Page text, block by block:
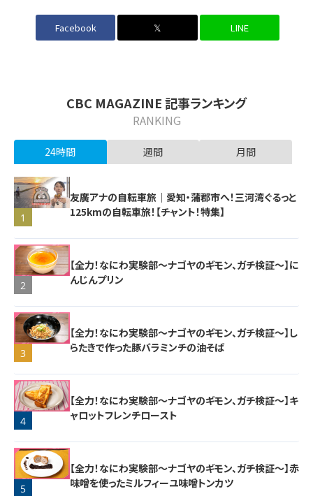
Facebook 𝕏 LINE
CBC MAGAZINE 記事ランキング
RANKING
24時間 週間 月間
1
友廣アナの自転車旅｜愛知・蒲郡市へ！三河湾ぐるっと
125kmの自転車旅！【チャント！特集】
2
【全力！なにわ実験部～ナゴヤのギモン、ガチ検証～】に
んじんプリン
3
【全力！なにわ実験部～ナゴヤのギモン、ガチ検証～】し
らたきで作った豚バラミンチの油そば
4
【全力！なにわ実験部～ナゴヤのギモン、ガチ検証～】キ
ャロットフレンチロースト
5
【全力！なにわ実験部～ナゴヤのギモン、ガチ検証～】赤
味噌を使ったミルフィーユ味噌トンカツ